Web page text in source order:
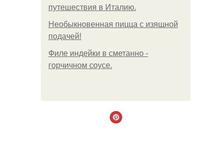
путешествия в Италию.
Необыкновенная пицца с изящной
подачей!
Филе индейки в сметанно -
горчичном соусе.